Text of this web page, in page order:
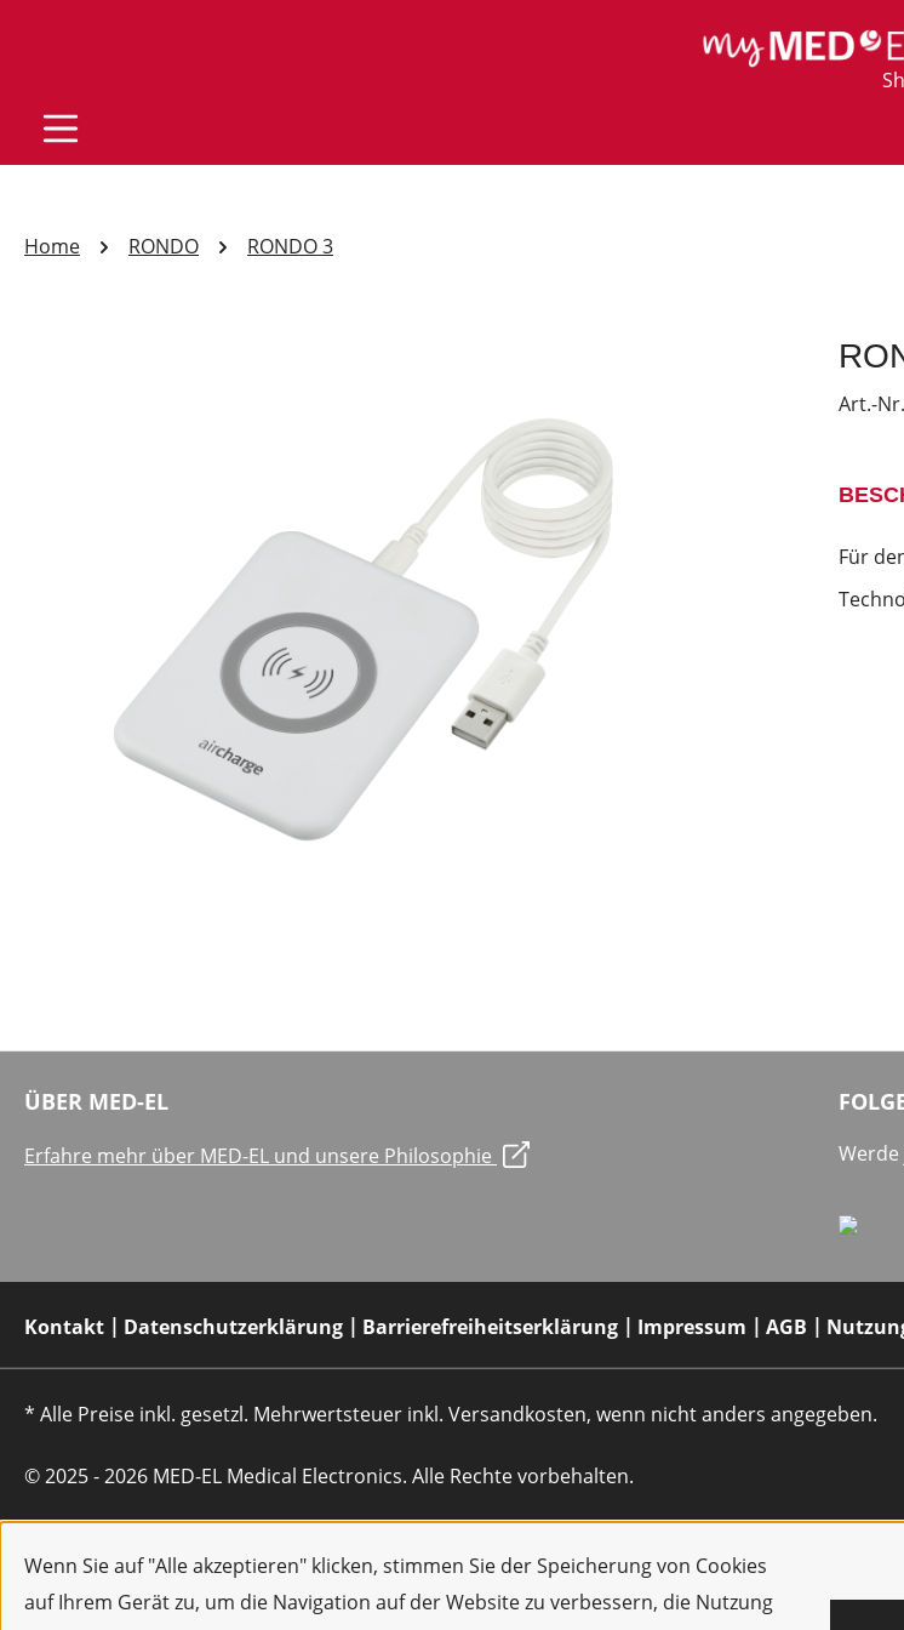
Wenn Sie auf "Alle akzeptieren" klicken, stimmen Sie der Speicherung von Cookies
auf Ihrem Gerät zu, um die Navigation auf der Website zu verbessern, die Nutzung
Home RONDO RONDO 3
Art.-
Für
ÜBER MED-EL
Erfahre mehr über MED-EL und unsere Philosophie Werde
Kontakt Datenschutzerklärung Barrierefreiheitserklärung Impressum AGB
* Alle Preise inkl. gesetzl. Mehrwertsteuer inkl. Versandkosten, wenn nicht anders angegeben.
© 2025 - 2026 MED-EL Medical Electronics. Alle Rechte vorbehalten.